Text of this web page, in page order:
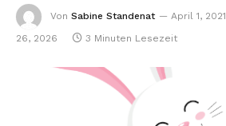
Von Sabine Standenat April 1, 2021
26, 2026
3 Minuten Lesezeit